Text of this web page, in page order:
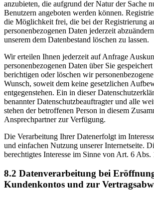
anzubieten, die aufgrund der Natur der Sache
Benutzern angeboten werden können.
die Möglichkeit frei, die bei der Registrierung
personenbezogenen Daten jederzeit
unserem dem Datenbestand löschen zu lassen.
Wir erteilen Ihnen jederzeit auf Anfrage
personenbezogenen Daten über Sie
berichtigen oder löschen wir
Wunsch, soweit dem keine gesetzlichen
entgegenstehen. Ein in dieser
benannter Datenschutzbeauftragter und alle
stehen der betroffenen Person in diesem
Ansprechpartner zur Verfügung.
Die Verarbeitung Ihrer Datenerfolgt im
und einfachen Nutzung unserer Internetseite.
berechtigtes Interesse im Sinne von Art. 6
8.2 Datenverarbeitung bei
Kundenkontos und zur